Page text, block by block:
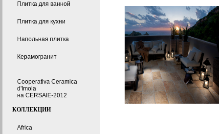
Плитка для ванной
Плитка для кухни
Напольная плитка
Керамогранит
Cooperativa Ceramica
d'Imola
на CERSAIE-2012
КОЛЛЕКЦИИ
Africa